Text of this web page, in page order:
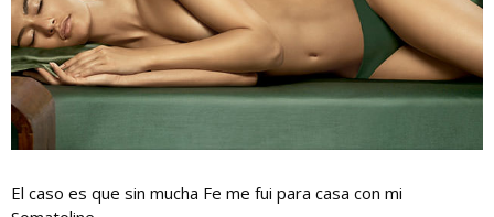
El caso es que sin mucha Fe me fui para casa con mi